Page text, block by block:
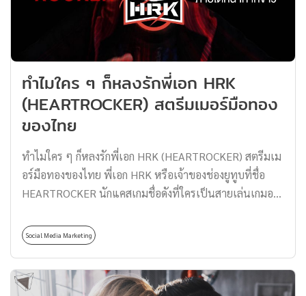
คลิปวนแล้ววนอีกแน่นอน โดยข่าวดีล่าสุดที่ไม่พูดถึงไม่ได้
เลยก็คือ พี่รัฐ Tattoo Colour ที่ได้รับรางวัล The Guitar Man
Of The Year จาก The Guitar Mag Awards 2021 พร้อม ๆ
กับการทำโปรเจกต์ Fender […]
ทำไมใคร ๆ ก็หลงรักพี่เอก HRK
(HEARTROCKER) สตรีมเมอร์มือทอง
ของไทย
ทำไมใคร ๆ ก็หลงรักพี่เอก HRK (HEARTROCKER) สตรีมเม
อร์มือทองของไทย พี่เอก HRK หรือเจ้าของช่องยูทูบที่ชื่อ
HEARTROCKER นักแคสเกมชื่อดังที่ใครเป็นสายเล่นเกมอยู่
อย่างแน่นอน ด้วยเสียงที่เป็นคาแรกเตอร์อันโดดเด่นได้โลด
แล่นอยู่บนหน้าจอผ่านผลงานไว้มากมายกว่า 10 ปีแล้วใน
วงการเกม การันตีด้วยยอดซับกว่า 7.67 ล้านคน (อัปเดต ณ
วันที่ 23/02) ซึ่งบอกตรงนี้ได้เลยว่าทุกเกมที่พี่เอก HRK เล่น
Social Media Marketing